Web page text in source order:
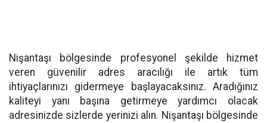
Nişantaşı bölgesinde profesyonel şekilde hizmet
veren güvenilir adres aracılığı ile artık tüm
ihtiyaçlarınızı gidermeye başlayacaksınız. Aradığınız
kaliteyi yanı başına getirmeye yardımcı olacak
adresinizde sizlerde yerinizi alın. Nişantaşı bölgesinde